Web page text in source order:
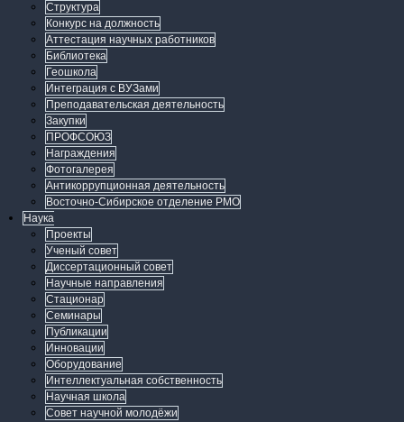
Структура
Конкурс на должность
Аттестация научных работников
Библиотека
Геошкола
Интеграция с ВУЗами
Преподавательская деятельность
Закупки
ПРОФСОЮЗ
Награждения
Фотогалерея
Антикоррупционная деятельность
Восточно-Сибирское отделение РМО
Наука
Проекты
Ученый совет
Диссертационный совет
Научные направления
Стационар
Семинары
Публикации
Инновации
Оборудование
Интеллектуальная собственность
Научная школа
Совет научной молодёжи